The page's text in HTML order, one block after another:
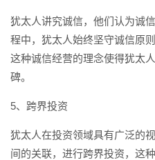
犹太人讲究诚信，他们认为诚
程中，犹太人始终坚守诚信原
这种诚信经营的理念使得犹太
碑。
5、跨界投资
犹太人在投资领域具有广泛的
间的关联，进行跨界投资，这